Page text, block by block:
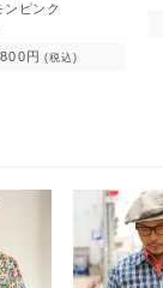
ピンク
円 (税込)